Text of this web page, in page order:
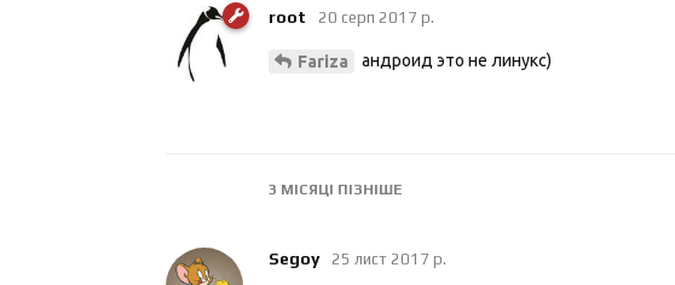
root 20 серп 2017 р.
Fariza андроид это не линукс)
3 МІСЯЦІ ПІЗНІШЕ
Segoy 25 лист 2017 р.